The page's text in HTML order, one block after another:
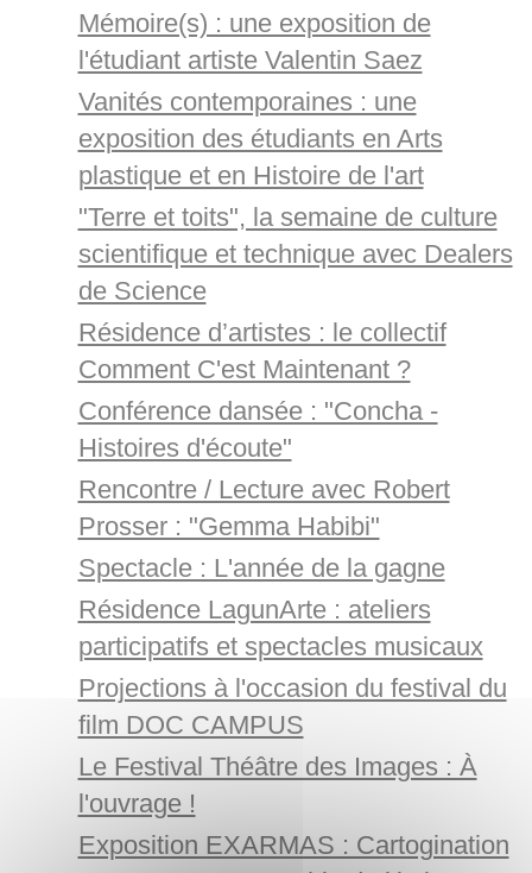
Mémoire(s) : une exposition de
l'étudiant artiste Valentin Saez
Vanités contemporaines : une
exposition des étudiants en Arts
plastique et en Histoire de l'art
"Terre et toits", la semaine de culture
scientifique et technique avec Dealers
de Science
Résidence d’artistes : le collectif
Comment C'est Maintenant ?
Conférence dansée : "Concha -
Histoires d'écoute"
Rencontre / Lecture avec Robert
Prosser : "Gemma Habibi"
Spectacle : L'année de la gagne
Résidence LagunArte : ateliers
participatifs et spectacles musicaux
Projections à l'occasion du festival du
film DOC CAMPUS
Le Festival Théâtre des Images : À
l'ouvrage !
Exposition EXARMAS : Cartogination